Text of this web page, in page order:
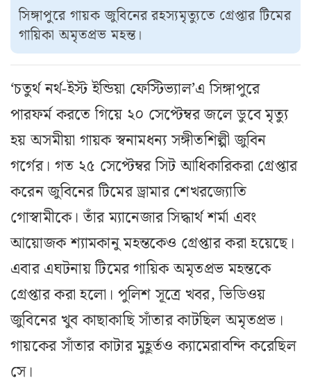
সিঙ্গাপুরে গায়ক জুবিনের রহস্যমৃত্যুতে গ্রেপ্তার টিমের
গায়িকা অমৃতপ্রভ মহন্ত।
‘চতুর্থ নর্থ-ইস্ট ইন্ডিয়া ফেস্টিভ্যাল’এ সিঙ্গাপুরে
পারফর্ম করতে গিয়ে ২০ সেপ্টেম্বর জলে ডুবে মৃত্যু
হয় অসমীয়া গায়ক স্বনামধন্য সঙ্গীতশিল্পী জুবিন
গর্গের। গত ২৫ সেপ্টেম্বর সিট আধিকারিকরা গ্রেপ্তার
করেন জুবিনের টিমের ড্রামার শেখরজ্যোতি
গোস্বামীকে। তাঁর ম্যানেজার সিদ্ধার্থ শর্মা এবং
আয়োজক শ্যামকানু মহন্তকেও গ্রেপ্তার করা হয়েছে।
এবার এঘটনায় টিমের গায়িক অমৃতপ্রভ মহন্তকে
গ্রেপ্তার করা হলো। পুলিশ সূত্রে খবর, ভিডিওয়
জুবিনের খুব কাছাকাছি সাঁতার কাটছিল অমৃতপ্রভ।
গায়কের সাঁতার কাটার মুহূর্তও ক্যামেরাবন্দি করেছিল
সে।